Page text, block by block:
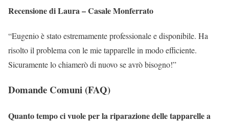
Recensione di Laura – Casale Monferrato
“Eugenio è stato estremamente professionale e disponibile. Ha
risolto il problema con le mie tapparelle in modo efficiente.
Sicuramente lo chiamerò di nuovo se avrò bisogno!”
Domande Comuni (FAQ)
Quanto tempo ci vuole per la riparazione delle tapparelle a